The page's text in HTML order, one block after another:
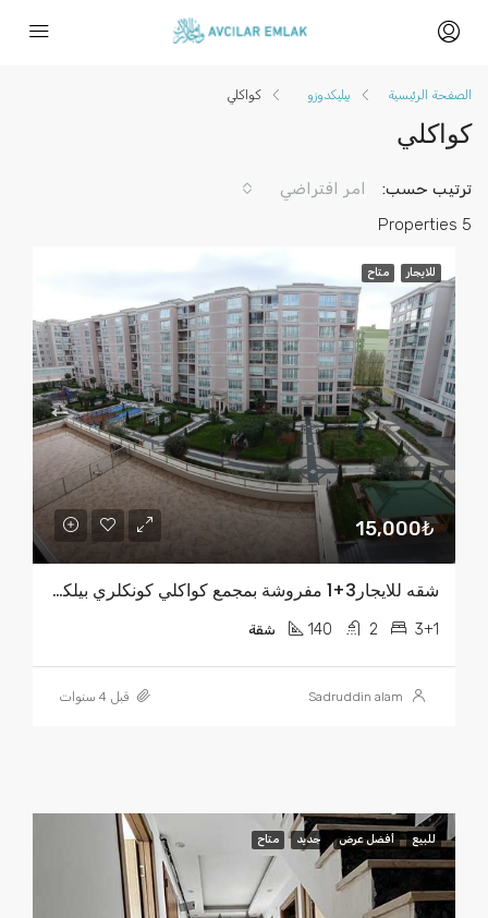
الصفحة الرئيسية بيليكدوزو كواكلي
كواكلي
5 Properties
ترتيب حسب: امر افتراضي
للايجار متاح
15,000₺
شقه للايجار3+1 مفروشة بمجمع كواكلي كونكلري بيلكدوزو
3+1
2
140 شقة
Sadruddin alam قبل 4 سنوات
للبيع أفضل عرض جديد متاح